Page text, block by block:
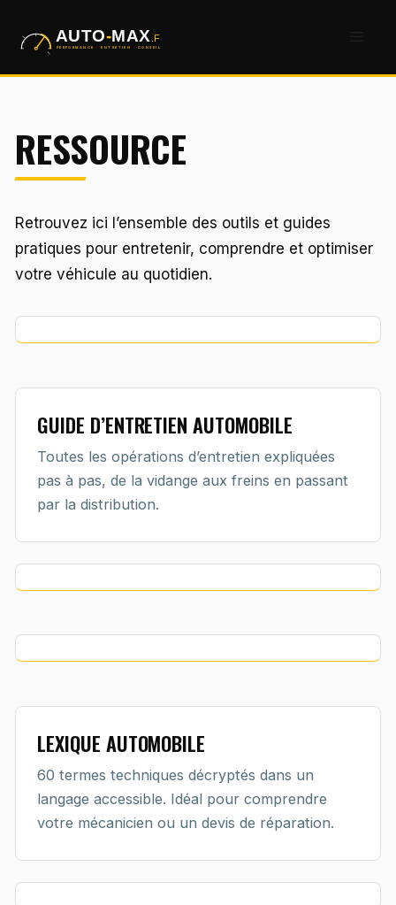
RESSOURCE
Retrouvez ici l’ensemble des outils et guides
pratiques pour entretenir, comprendre et optimiser
votre véhicule au quotidien.
GUIDE D’ENTRETIEN AUTOMOBILE
Toutes les opérations d’entretien expliquées
pas à pas, de la vidange aux freins en passant
par la distribution.
LEXIQUE AUTOMOBILE
60 termes techniques décryptés dans un
langage accessible. Idéal pour comprendre
votre mécanicien ou un devis de réparation.